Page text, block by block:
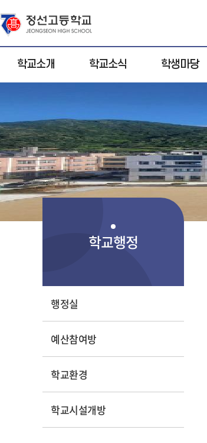
학교소개
학교알리미
학교연혁
학교현황
학교상징
교육목표
학교소식
동영상
대입정보
가정통신문
학사일정
학생마당
진로 · 진학 상
담
칭찬댓글
운동부 공개방
학교행정
행정실
예산참여방
학교환경
학교시설개방
참
여
방